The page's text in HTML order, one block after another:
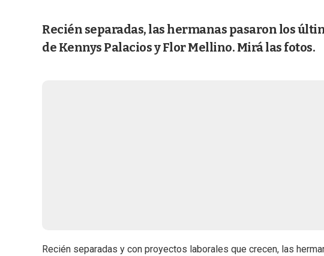
Recién separadas, las hermanas pasaron los
de Kennys Palacios y Flor Mellino. Mirá las fotos.
Recién separadas y con proyectos laborales que crecen, las